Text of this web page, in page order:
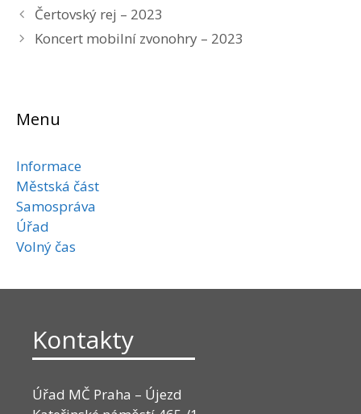
Čertovský rej – 2023
Koncert mobilní zvonohry – 2023
Menu
Informace
Městská část
Samospráva
Úřad
Volný čas
Kontakty
Úřad MČ Praha – Újezd